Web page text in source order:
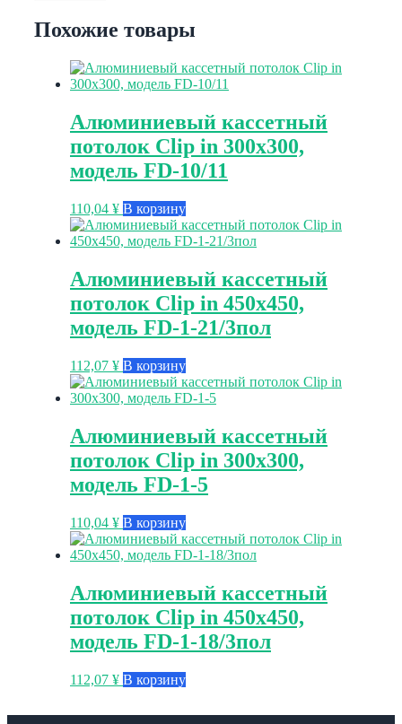
Похожие товары
Алюминиевый кассетный
потолок Clip in 300х300,
модель FD-10/11
110,04 ¥ В корзину
Алюминиевый кассетный
потолок Clip in 450х450,
модель FD-1-21/3пол
112,07 ¥ В корзину
Алюминиевый кассетный
потолок Clip in 300х300,
модель FD-1-5
110,04 ¥ В корзину
Алюминиевый кассетный
потолок Clip in 450х450,
модель FD-1-18/3пол
112,07 ¥ В корзину